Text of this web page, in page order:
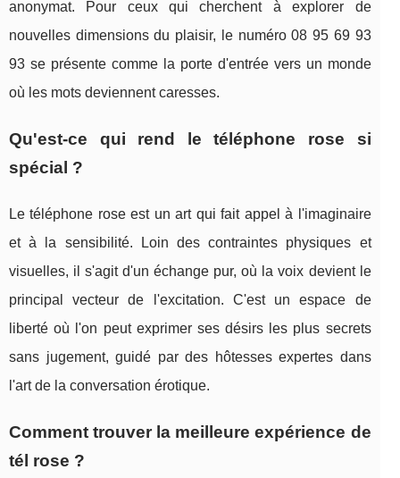
anonymat. Pour ceux qui cherchent à explorer de
nouvelles dimensions du plaisir, le numéro 08 95 69 93
93 se présente comme la porte d'entrée vers un monde
où les mots deviennent caresses.
Qu'est-ce qui rend le téléphone rose si
spécial ?
Le téléphone rose est un art qui fait appel à l'imaginaire
et à la sensibilité. Loin des contraintes physiques et
visuelles, il s'agit d'un échange pur, où la voix devient le
principal vecteur de l'excitation. C'est un espace de
liberté où l'on peut exprimer ses désirs les plus secrets
sans jugement, guidé par des hôtesses expertes dans
l'art de la conversation érotique.
Comment trouver la meilleure expérience de
tél rose ?